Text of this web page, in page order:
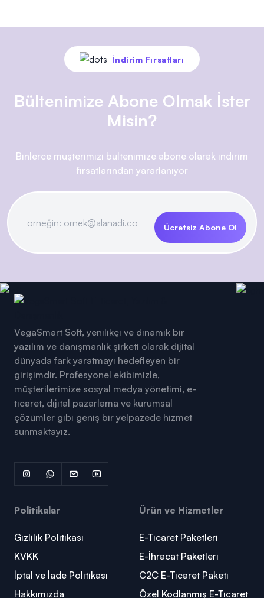
İndirim Fırsatları
Bültenimize Abone Olmak İster
Misin?
Binlerce müşterimizi bültenimize abone olarak indirim
fırsatlarından yararlanıyor
Ücretsiz Abone Ol
VegaSmart Soft, yenilikçi ve dinamik bir
yazılım ve danışmanlık şirketi olarak dijital
dünyada fark yaratmayı hedefleyen bir
girişimdir. Profesyonel ekibimizle,
müşterilerimize sosyal medya yönetimi, e-
ticaret, dijital pazarlama ve kurumsal
çözümler gibi geniş bir yelpazede hizmet
sunmaktayız.
Politikalar
Gizlilik Politikası
KVKK
İptal ve İade Politikası
Hakkımızda
Ürün ve Hizmetler
E-Ticaret Paketleri
E-İhracat Paketleri
C2C E-Ticaret Paketi
Özel Kodlanmış E-Ticaret